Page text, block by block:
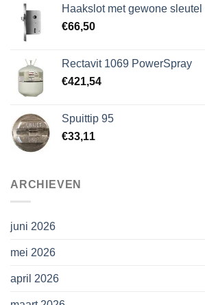
Haakslot met gewone
€66,50
Rectavit 1069 PowerSpray
€421,54
Spuittip 95
€33,11
ARCHIEVEN
juni 2026
mei 2026
april 2026